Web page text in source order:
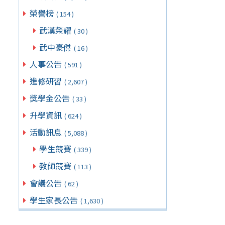
榮譽榜 ( 154 )
武漢榮耀 ( 30 )
武中豪傑 ( 16 )
人事公告 ( 591 )
進修研習 ( 2,607 )
獎學金公告 ( 33 )
升學資訊 ( 624 )
活動訊息 ( 5,088 )
學生競賽 ( 339 )
教師競賽 ( 113 )
會議公告 ( 62 )
學生家長公告 ( 1,630 )